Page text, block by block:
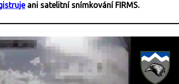
ani satelitní snímkování FIRMS.